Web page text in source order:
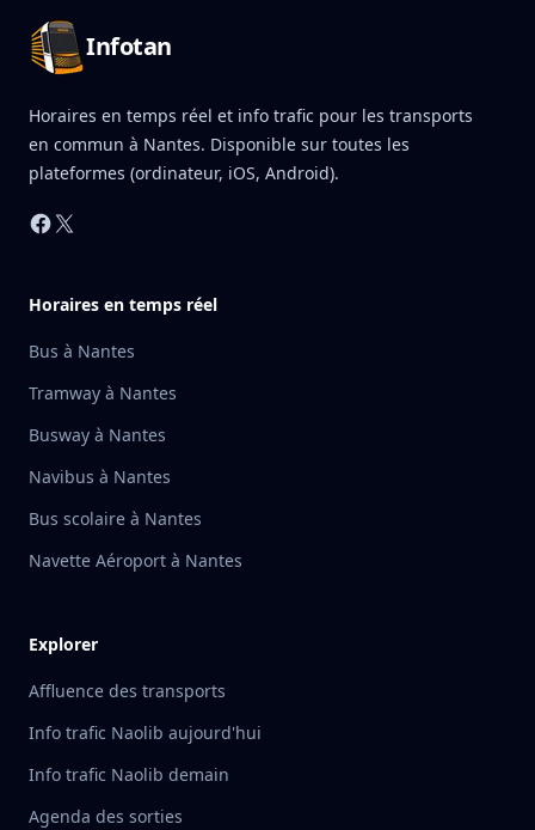
Infotan
Horaires en temps réel et info trafic pour les transports
en commun à Nantes. Disponible sur toutes les
plateformes (ordinateur, iOS, Android).
Facebook
X
Horaires en temps réel
Bus à Nantes
Tramway à Nantes
Busway à Nantes
Navibus à Nantes
Bus scolaire à Nantes
Navette Aéroport à Nantes
Explorer
Affluence des transports
Info trafic Naolib aujourd'hui
Info trafic Naolib demain
Agenda des sorties